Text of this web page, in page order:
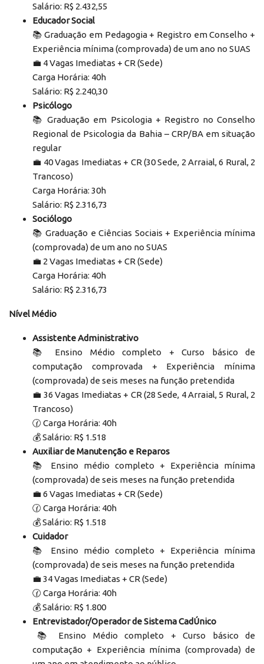
Salário: R$ 2.432,55
Educador Social
📚 Graduação em Pedagogia + Registro em Conselho +
Experiência mínima (comprovada) de um ano no SUAS
‍💼 4 Vagas Imediatas + CR (Sede)
Carga Horária: 40h
Salário: R$ 2.240,30
Psicólogo
📚 Graduação em Psicologia + Registro no Conselho
Regional de Psicologia da Bahia – CRP/BA em situação
regular
‍💼 40 Vagas Imediatas + CR (30 Sede, 2 Arraial, 6 Rural, 2
Trancoso)
Carga Horária: 30h
Salário: R$ 2.316,73
Sociólogo
📚 Graduação e Ciências Sociais + Experiência mínima
(comprovada) de um ano no SUAS
‍💼 2 Vagas Imediatas + CR (Sede)
Carga Horária: 40h
Salário: R$ 2.316,73
Nível Médio
Assistente Administrativo
📚 Ensino Médio completo + Curso básico de
computação comprovada + Experiência mínima
(comprovada) de seis meses na função pretendida
‍💼 36 Vagas Imediatas + CR (28 Sede, 4 Arraial, 5 Rural, 2
Trancoso)
🕜 Carga Horária: 40h
💰 Salário: R$ 1.518
Auxiliar de Manutenção e Reparos
📚 Ensino médio completo + Experiência mínima
(comprovada) de seis meses na função pretendida
‍💼 6 Vagas Imediatas + CR (Sede)
🕜 Carga Horária: 40h
💰 Salário: R$ 1.518
Cuidador
📚 Ensino médio completo + Experiência mínima
(comprovada) de seis meses na função pretendida
‍💼 34 Vagas Imediatas + CR (Sede)
🕜 Carga Horária: 40h
💰 Salário: R$ 1.800
Entrevistador/Operador de Sistema CadÚnico
‍📚 Ensino Médio completo + Curso básico de
computação + Experiência mínima (comprovada) de